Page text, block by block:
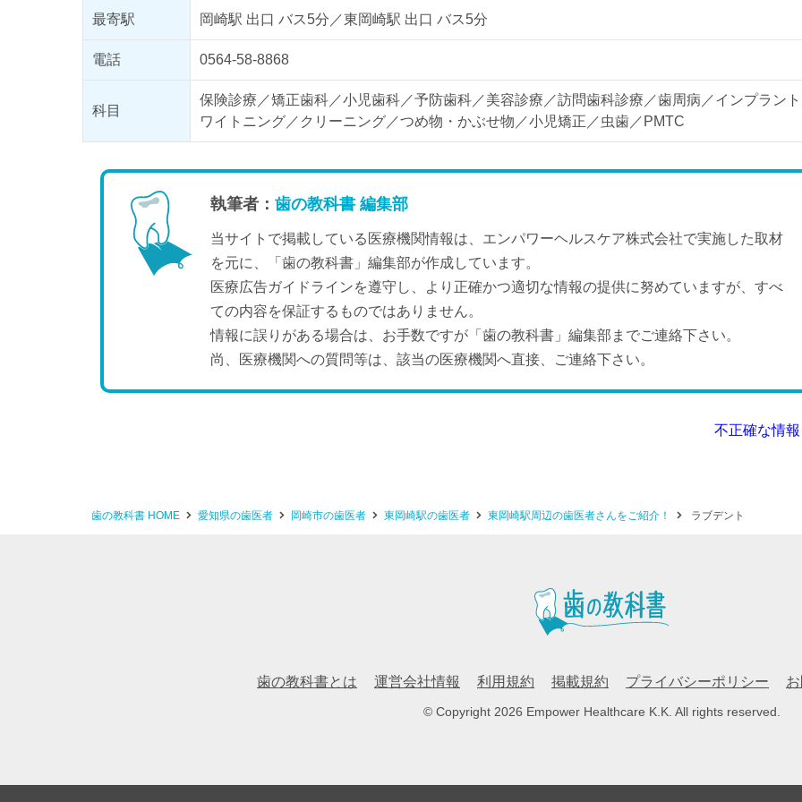
最寄駅 岡崎駅 出口 バス5分／東岡崎駅 出口 バス5分
電話 0564-58-8868
科目
保険診療／矯正歯科／小児歯科／予防歯科／美容診療／訪問歯科診療／歯周病／インプラン
ワイトニング／クリーニング／つめ物・かぶせ物／小児矯正／虫歯／PMTC
執筆者： 歯の教科書 編集部
当サイトで掲載している医療機関情報は、エンパワーヘルスケア株式会社で実施した取材
を元に、「歯の教科書」編集部が作成しています。
医療広告ガイドラインを遵守し、より正確かつ適切な情報の提供に努めていますが、すべ
ての内容を保証するものではありません。
情報に誤りがある場合は、お手数ですが「歯の教科書」編集部までご連絡下さい。
尚、医療機関への質問等は、該当の医療機関へ直接、ご連絡下さい。
不正確な情
歯の教科書 HOME 愛知県の歯医者 岡崎市の歯医者 東岡崎駅の歯医者 東岡崎駅周辺の歯医者さんをご紹介！ ラブデント
歯の教科書とは 運営会社情報 利用規約 掲載規約 プライバシーポリシー
© Copyright 2026 Empower Healthcare K.K. All rights reserved.